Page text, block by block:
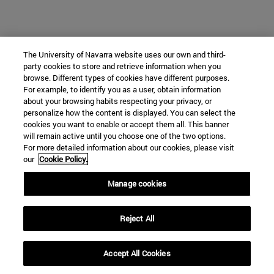
The University of Navarra website uses our own and third-
party cookies to store and retrieve information when you
browse. Different types of cookies have different purposes.
For example, to identify you as a user, obtain information
about your browsing habits respecting your privacy, or
personalize how the content is displayed. You can select the
cookies you want to enable or accept them all. This banner
will remain active until you choose one of the two options.
For more detailed information about our cookies, please visit
our Cookie Policy.
Manage cookies
Reject All
Accept All Cookies